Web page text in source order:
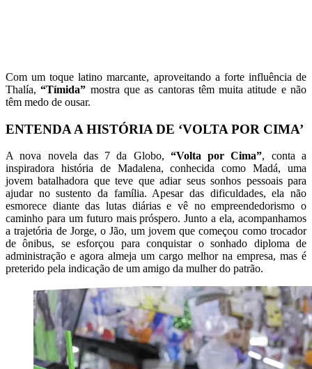
Com um toque latino marcante, aproveitando a forte influência de
Thalía,“Tímida” mostra que as cantoras têm muita atitude e não
têm medo de ousar.
ENTENDA A HISTÓRIA DE ‘VOLTA POR CIMA’
A nova novela das 7 da Globo, “Volta por Cima”, conta a
inspiradora história de Madalena, conhecida como Madá, uma
jovem batalhadora que teve que adiar seus sonhos pessoais para
ajudar no sustento da família. Apesar das dificuldades, ela não
esmorece diante das lutas diárias e vê no empreendedorismo o
caminho para um futuro mais próspero. Junto a ela, acompanhamos
a trajetória de Jorge, o Jão, um jovem que começou como trocador
de ônibus, se esforçou para conquistar o sonhado diploma de
administração e agora almeja um cargo melhor na empresa, mas é
preterido pela indicação de um amigo da mulher do patrão.